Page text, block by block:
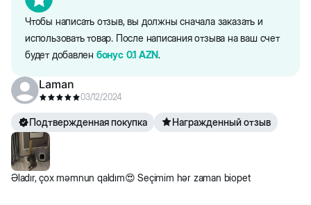
Чтобы написать отзыв, вы должны сначала заказать и
использовать товар. После написания отзыва на ваш счет
будет добавлен бонус 0.1 AZN.
Laman
03/12/2024
Подтвержденная покупка Награжденный отзыв
Əladır, çox məmnun qaldım😍 Seçimim hər zaman biopet